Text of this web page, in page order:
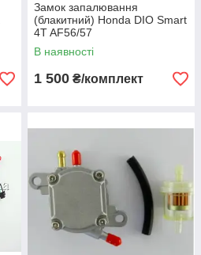
Замок запалювання
(блакитний) Honda DIO Smart
4T AF56/57
В наявності
1 500 ₴/комплект